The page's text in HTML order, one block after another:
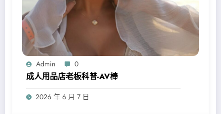
Admin 0
成人用品店老板科普-AV棒
2026 年 6 月 7 日